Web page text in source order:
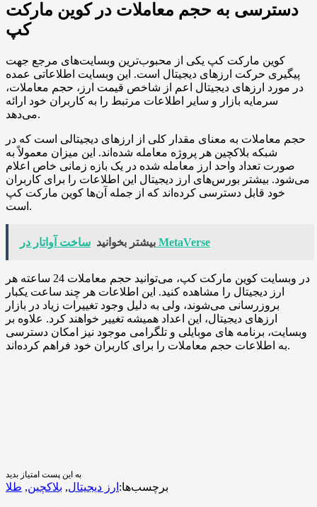
دسترسی به حجم معاملات در کوین مارکت
کپ
کوین مارکت کپ یکی از محبوب‌ترین وبسایت‌های مرجع جهت
پیگیری حرکت ارزهای دیجیتال است. این وبسایت اطلاعاتی عمده
در مورد ارزهای دیجیتال اعم از شاخص قیمت ارز، حجم معاملات،
سرمایه بازار و سایر اطلاعات مرتبط را به کاربران خود ارائه
می‌دهد.
حجم معاملات به معنای مقدار کلی از ارزهای دیجیتالی است که در
شبکه بلاکچین هر پروژه معامله شده‌اند. این میزان معمولاً به
صورت تعداد واحد ارز معامله شده در یک بازه زمانی خاص اعلام
می‌شود. بیشتر بورس‌های ارز دیجیتال این اطلاعات را برای کاربران
خود قابل دسترسی کرده‌اند که از جمله آن‌ها کوین مارکت کپ
است.
بیشتر بخوانید ساخت آواتار در MetaVerse
در وبسایت کوین مارکت کپ، می‌توانید حجم معاملات 24 ساعته هر
ارز دیجیتال را مشاهده کنید. این اطلاعات هر چند ساعت یکبار
بروزرسانی می‌شوند، ولی به دلیل وجود تغییرات زیاد در بازار
ارزهای دیجیتال، این اعداد همیشه تغییر خواهند کرد. علاوه بر
وبسایت، برنامه های موبایلی و تلگرامی موجود نیز امکان دسترسی
به اطلاعات حجم معاملات را برای کاربران خود فراهم کرده‌اند.
به این پست امتیاز بدید
برچسب‌ها: ارز دیجیتال, بلاکچین, طلا